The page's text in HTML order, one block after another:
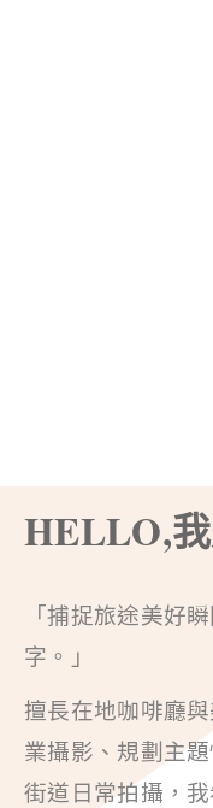
HELLO,
「捕捉旅途美好
字。」
擅長在地咖啡廳
業攝影、規劃主
街道日常拍攝，